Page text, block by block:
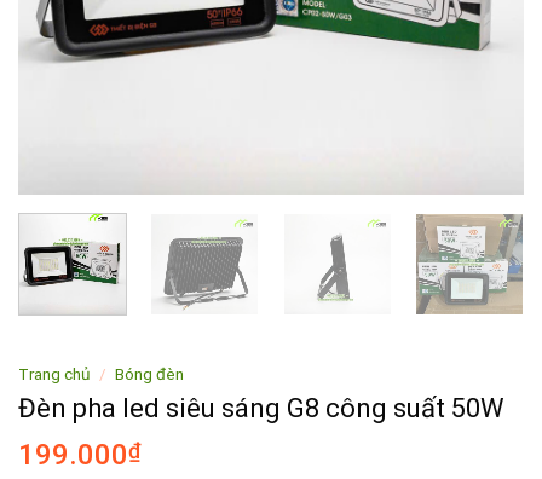
Trang chủ / Bóng đèn
Đèn pha led siêu sáng G8 công suất 50W
199.000₫